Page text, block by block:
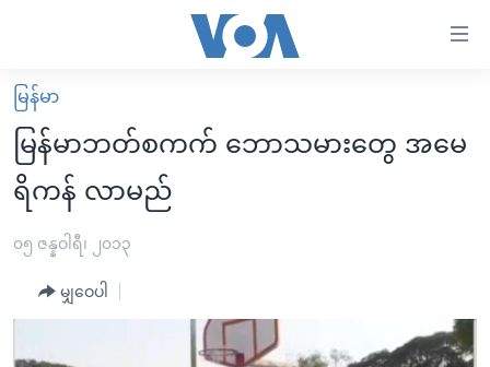
လွယ်ကူ
စေ
သည့်
Link
များ
အကြောင်းအရာ
မူလစာမျက်နှာ
မြန်မာ
ကမ္ဘာ့သတင်းများ
နိုင်ငံတကာ
ရပ်ဝန်းတခု လမ်းတခု အလွန်
မြန်မာ
မြန်မာဘတ်စကက် ဘောသမားတွေ အမေ
ရိကန် လာမည်
၀၅ ဇန္နဝါရီ၊ ၂၀၁၃
မျှဝေပါ